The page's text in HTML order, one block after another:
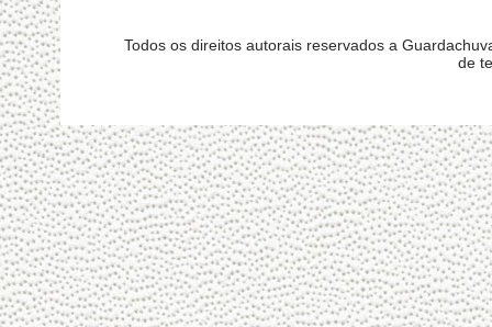
Todos os direitos autorais reservados a
de